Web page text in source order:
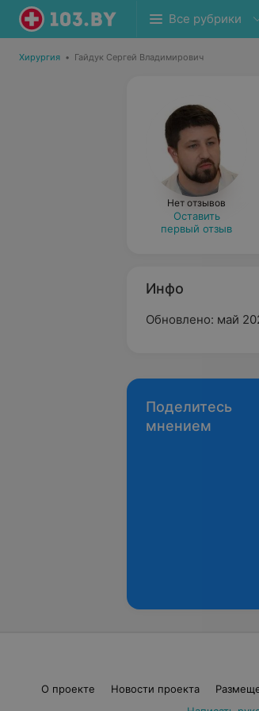
Все рубрики
Хирургия • Гайдук Сергей Владимирович
Нет отзывов
Оставить
первый отзыв
Инфо
Обновлено: май
Поделитесь
мнением
О проекте Новости проекта